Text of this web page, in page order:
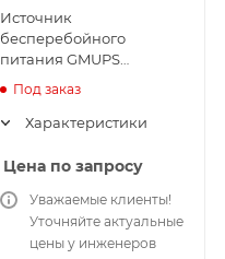
Источник
бесперебойного
питания GMUPS
Под заказ
Характеристики
Цена по запросу
Уважаемые клиенты!
Уточняйте актуальные
цены у инженеров